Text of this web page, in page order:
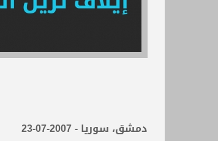
دمشق، سوريا - 2007-07-23